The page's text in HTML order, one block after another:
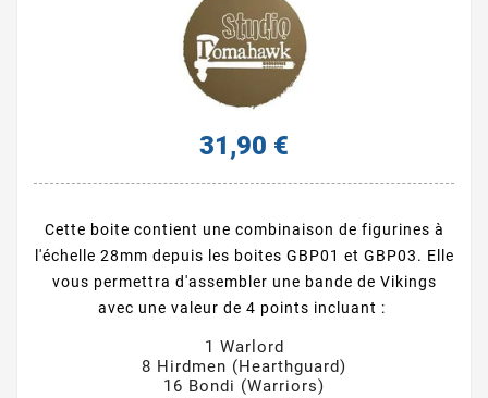
31,90 €
Cette boite contient une combinaison de figurines à
l'échelle 28mm depuis les boites GBP01 et GBP03. Elle
vous permettra d'assembler une bande de Vikings
avec une valeur de 4 points incluant :
1 Warlord
8 Hirdmen (Hearthguard)
16 Bondi (Warriors)